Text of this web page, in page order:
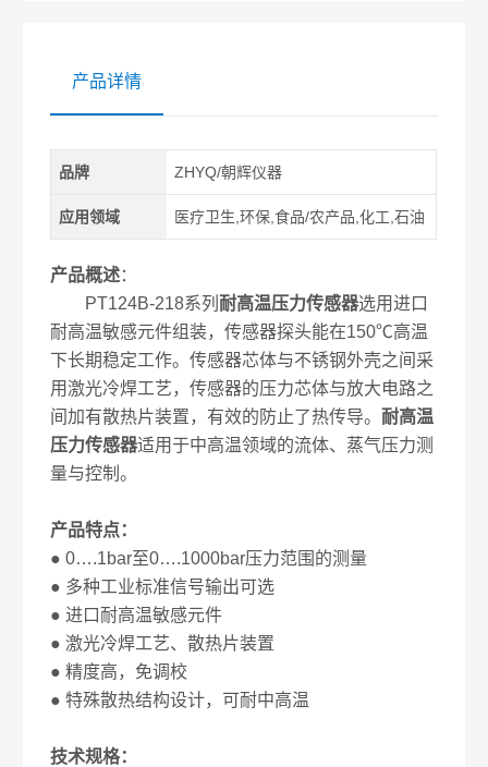
产品详情
品牌 ZHYQ/朝辉仪器
应用领域 医疗卫生,环保,食品/农产品,化工,石油
产品概述：
PT124B-218系列 耐高温压力传感器选用进口
耐高温敏感元件组装，传感器探头能在150℃高温
下长期稳定工作。传感器芯体与不锈钢外壳之间采
用激光冷焊工艺，传感器的压力芯体与放大电路之
间加有散热片装置，有效的防止了热传导。 耐高温
压力传感器适用于中高温领域的流体、蒸气压力测
量与控制。
产品特点：
● 0….1bar至0….1000bar压力范围的测量
● 多种工业标准信号输出可选
● 进口耐高温敏感元件
● 激光冷焊工艺、散热片装置
● 精度高，免调校
● 特殊散热结构设计，可耐中高温
技术规格：